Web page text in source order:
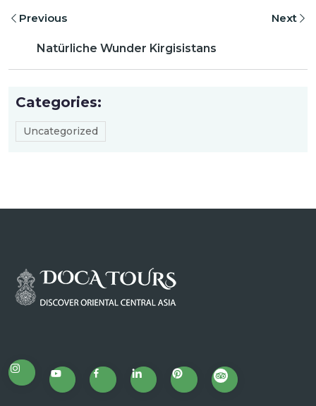
Previous
Natürliche Wunder Kirgisistans
Next
Categories:
Uncategorized